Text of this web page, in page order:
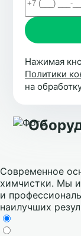
Нажимая
Политики
на
Современное
химчистки. Мы
и
наилучших